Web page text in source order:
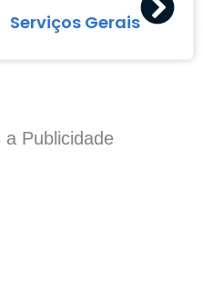
Serviços Gerais
a Publicidade